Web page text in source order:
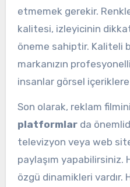
etmemek gerekir.
kalitesi, izleyicinin
öneme sahiptir. Kaliteli
markanızın
insanlar görsel
Son olarak, reklam
platformlarda
televizyon veya web
paylaşım
özgü dinamikleri